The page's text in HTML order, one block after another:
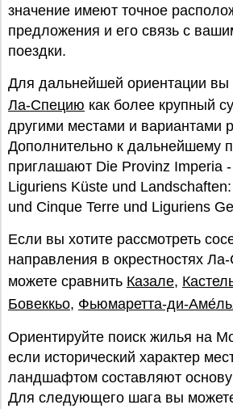
значение имеют точное
предложения и его связь с
поездки.
Для дальнейшей ориентации вы
Ла-Специю как более крупный
другими местами и вариантами
Дополнительно к дальнейшему
приглашают Die Provinz Imperia
Liguriens Küste und
und Cinque Terre und Liguriens
Если вы хотите рассмотреть
направления в окрестностях
можете сравнить Казале,
Бовеккьо, Фьюмаретта-ди-
Ориентируйте поиск жилья на
если исторический характер
ландшафтом составляют
Для следующего шага вы